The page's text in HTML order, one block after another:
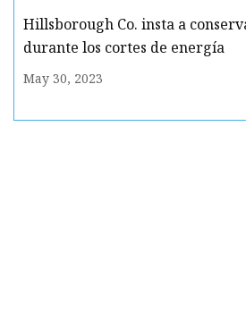
Hillsborough Co. insta a
durante los cortes de energía
May 30, 2023